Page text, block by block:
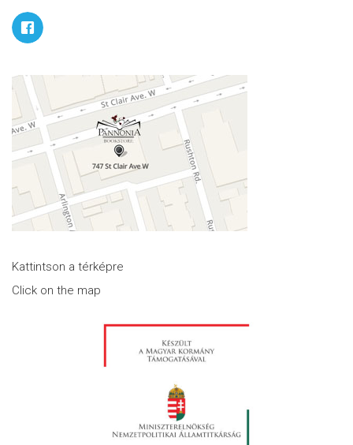
Kattintson a térképre
Click on the map